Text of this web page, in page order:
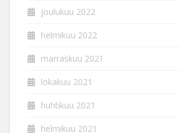
joulukuu 2022
helmikuu 2022
marraskuu 2021
lokakuu 2021
huhtikuu 2021
helmikuu 2021